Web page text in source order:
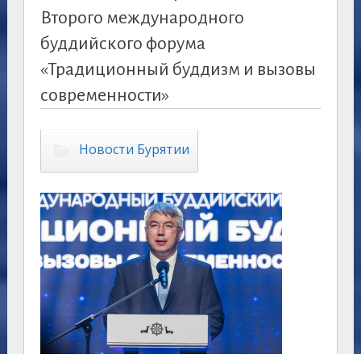
Второго международного
буддийского форума
«Традиционный буддизм и вызовы
современности»
Новости Бурятии